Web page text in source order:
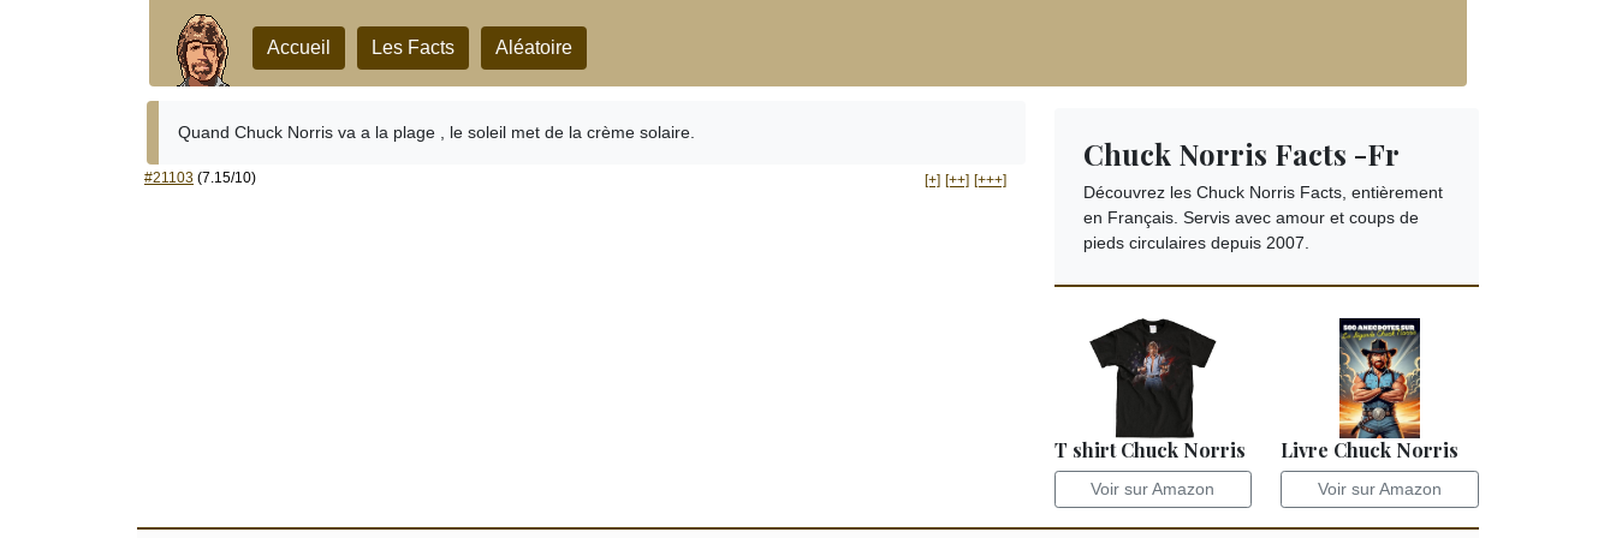
Accueil Les Facts Aléatoire
Quand Chuck Norris va a la plage , le soleil met de la crème solaire.
#21103 (7.15/10) [+] [++] [+++]
Chuck Norris Facts -Fr
Découvrez les Chuck Norris Facts, entièrement
en Français. Servis avec amour et coups de
pieds circulaires depuis 2007.
T shirt Chuck Norris
Voir sur Amazon
Livre Chuck Norris
Voir sur Amazon